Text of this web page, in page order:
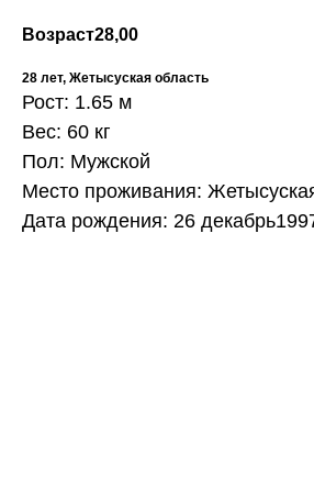
Возраст28,00
28 лет, Жетысуская область
Рост: 1.65 м
Вес: 60 кг
Пол: Мужской
Место проживания:
Дата рождения: 26